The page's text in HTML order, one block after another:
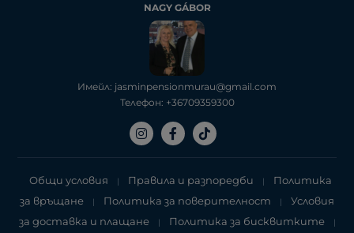
NAGY GÁBOR
Имейл: jasminpensionmurau@gmail.com
Телефон: +36709359300
Общи условия | Правила и разпоредби |
Политика
за връщане
| Политика за поверителност |
Условия
за доставка и плащане
| Политика за бисквитките |